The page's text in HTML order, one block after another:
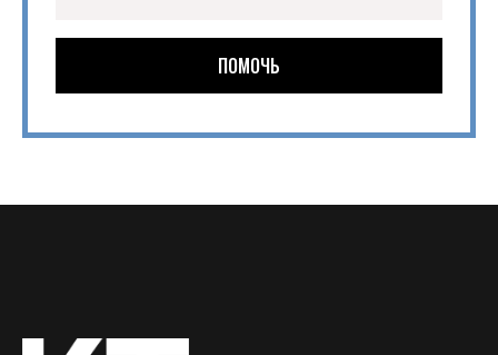
ПОМОЧЬ